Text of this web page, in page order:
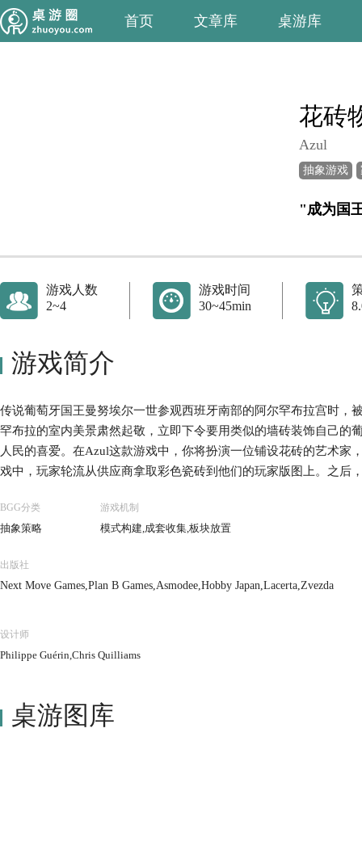
首页 文章库 桌游库
花砖
Azul
抽象游戏
"成为国
游戏人数
2~4
游戏时间
30~45min
游戏简介
传说葡萄牙国王曼努埃尔一世参观西班牙南部的阿尔罕布拉宫时，
罕布拉的室内美景肃然起敬，立即下令要用类似的墙砖装饰自己的
人民的喜爱。在Azul这款游戏中，你将扮演一位铺设花砖的艺术家
戏中，玩家轮流从供应商拿取彩色瓷砖到他们的玩家版图上。之后
胜。
BGG分类
抽象策略
游戏机制
模式构建,成套收集,板块放置
出版社
Next Move Games,Plan B Games,Asmodee,Hobby Japan,Lacerta,Zvezda
设计师
Philippe Guérin,Chris Quilliams
桌游图库